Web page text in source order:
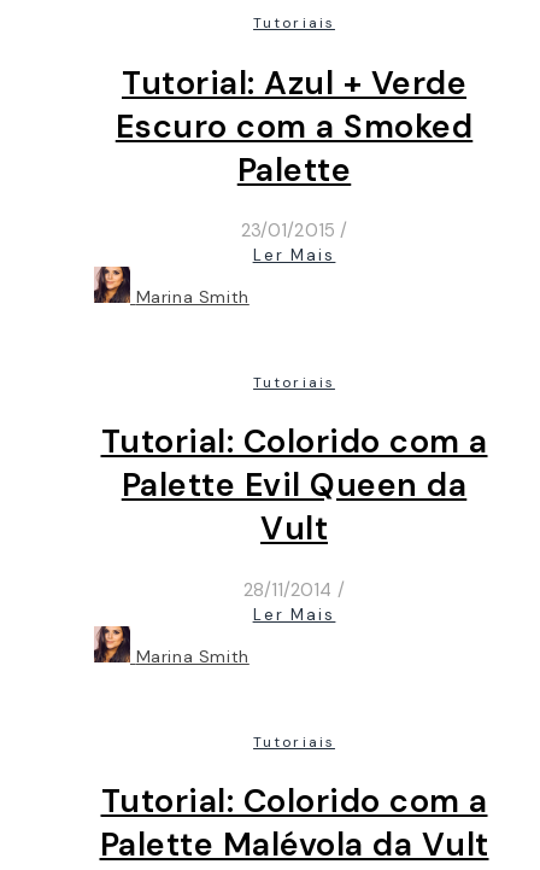
Tutoriais
Tutorial: Azul + Verde
Escuro com a Smoked
Palette
23/01/2015 /
Ler Mais
Marina Smith
Tutoriais
Tutorial: Colorido com a
Palette Evil Queen da
Vult
28/11/2014 /
Ler Mais
Marina Smith
Tutoriais
Tutorial: Colorido com a
Palette Malévola da Vult